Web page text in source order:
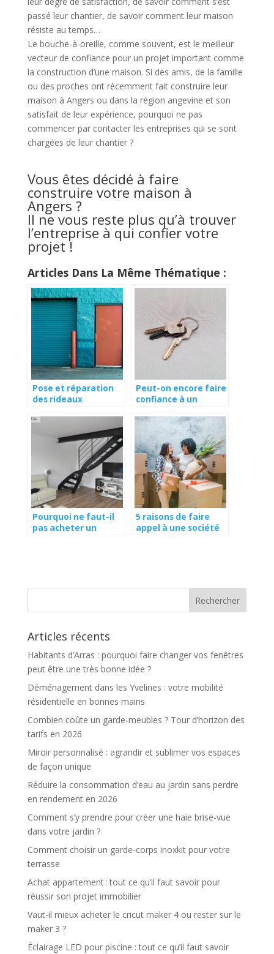
passé leur chantier, de savoir comment leur maison
résiste au temps…
Le bouche-à-oreille, comme souvent, est le meilleur
vecteur de confiance pour un projet important comme
la construction d’une maison. Si des amis, de la famille
ou des proches ont récemment fait construire leur
maison à Angers ou dans la région angevine et son
satisfait de leur expérience, pourquoi ne pas
commencer par contacter les entreprises qui se sont
chargées de leur chantier ?
Vous êtes décidé à faire
construire votre maison à
Angers ?
Il ne vous reste plus qu’à trouver
l’entreprise à qui confier votre
projet !
Articles Dans La Même Thématique :
Pose et réparation
des rideaux
Boulogne-Billancourt
Peut-on encore faire
confiance à un
Pourquoi ne faut-il
pas acheter un
5 raisons de faire
appel à une société
Articles récents
Habitants d’Arras : pourquoi faire changer vos fenêtres
peut être une très bonne idée ?
Déménagement dans les Yvelines : votre mobilité
résidentielle en bonnes mains
Combien coûte un garde-meubles ? Tour d’horizon des
tarifs en 2026
Miroir personnalisé : agrandir et sublimer vos espaces
de façon unique
Réduire la consommation d’eau au jardin sans perdre
en rendement en 2026
Comment s’y prendre pour créer une haie brise-vue
dans votre jardin ?
Comment choisir un garde-corps inoxkit pour votre
terrasse
Achat appartement : tout ce qu’il faut savoir pour
réussir son projet immobilier
Vaut-il mieux acheter le cricut maker 4 ou rester sur le
maker 3 ?
Éclairage LED pour piscine : tout ce qu’il faut savoir